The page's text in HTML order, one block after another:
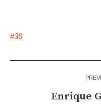
#36
Enrique